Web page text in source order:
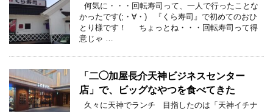
何気に・・・回転寿司って、一人で行ったことな
かったです(;・∀・) 『くら寿司』で初めてのおひ
とり様です！ ちょっとね・・・回転寿司って得
意じゃ …
「二◯加屋長介天神ビジネスセンター
店」で、ビッグなやつを食べてきた
久々に天神でランチ 目指したのは「天神イチナ